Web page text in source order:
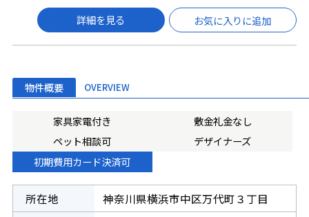
詳細を見る お気に入りに追加
物件概要 OVERVIEW
家具家電付き
敷金礼金なし
ペット相談可
デザイナーズ
初期費用カード決済可
所在地 神奈川県横浜市中区万代町３丁目